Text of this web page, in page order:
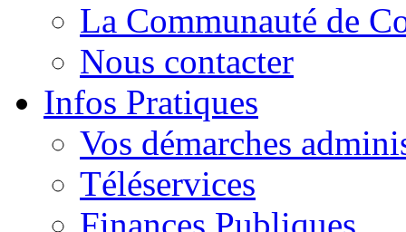
La Communauté de
Nous contacter
Infos Pratiques
Vos démarches
Téléservices